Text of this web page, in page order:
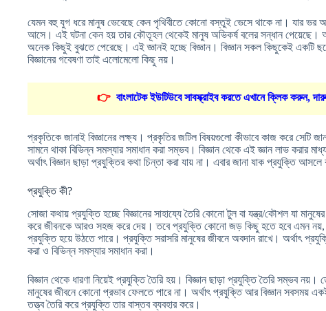
যেমন বহু যুগ ধরে মানুষ ভেবেছে কেন পৃথিবীতে কোনো বস্তুই ভেসে থাকে না। যার ভর
আসে। এই ঘটনা কেন হয় তার কৌতূহল থেকেই মানুষ অভিকর্ষ বলের সন্ধান পেয়েছে।
অনেক কিছুই বুঝতে পেরেছে। এই জ্ঞানই হচ্ছে বিজ্ঞান। বিজ্ঞান সকল কিছুকেই একটি
বিজ্ঞানের গবেষণা তাই এলোমেলো কিছু নয়।
👉 বাংলাটেক ইউটিউবে সাবস্ক্রাইব করতে এখানে ক্লিক করুন,
প্রকৃতিকে জানাই বিজ্ঞানের লক্ষ্য। প্রকৃতির জটিল বিষয়গুলো কীভাবে কাজ করে সেটি
সামনে থাকা বিভিন্ন সমস্যার সমাধান করা সম্ভব। বিজ্ঞান থেকে এই জ্ঞান লাভ করার
অর্থাৎ বিজ্ঞান ছাড়া প্রযুক্তির কথা চিন্তা করা যায় না। এবার জানা যাক প্রযুক্তি আসলে
প্রযুক্তি কী?
সোজা কথায় প্রযুক্তি হচ্ছে বিজ্ঞানের সাহায্যে তৈরি কোনো টুল বা যন্ত্র/কৌশল যা
করে জীবনকে আরও সহজ করে দেয়। তবে প্রযুক্তি কোনো জড় কিছু হতে হবে এমন নয়,
প্রযুক্তি হয়ে উঠতে পারে। প্রযুক্তি সরাসরি মানুষের জীবনে অবদান রাখে। অর্থাৎ
করা ও বিভিন্ন সমস্যার সমাধান করা।
বিজ্ঞান থেকে ধারণা নিয়েই প্রযুক্তি তৈরি হয়। বিজ্ঞান ছাড়া প্রযুক্তি তৈরি সম্ভব নয়।
মানুষের জীবনে কোনো প্রভাব ফেলতে পারে না। অর্থাৎ প্রযুক্তি আর বিজ্ঞান সবসময়
তত্ত্ব তৈরি করে প্রযুক্তি তার বাস্তব ব্যবহার করে।